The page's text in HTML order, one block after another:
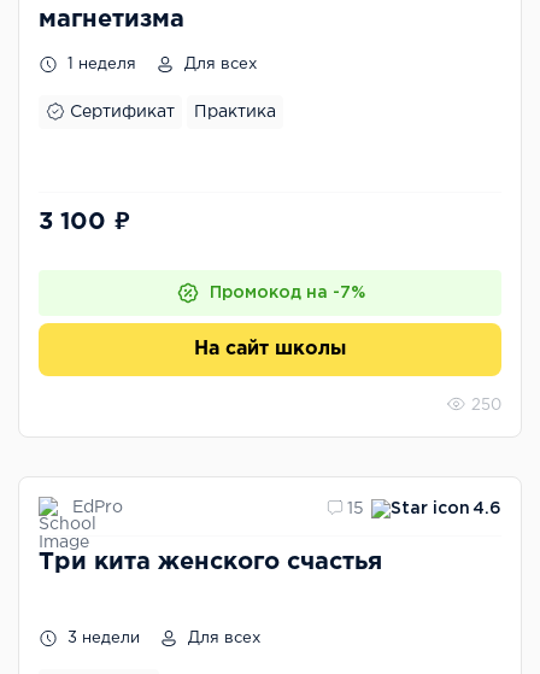
магнетизма
1 неделя Для всех
Сертификат Практика
3 100 ₽
Промокод на -7%
На сайт школы
250
EdPro 15 4.6
Три кита женского счастья
3 недели Для всех